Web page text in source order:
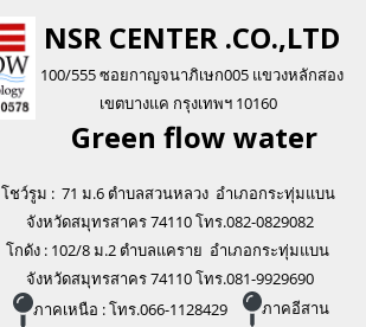
NSR CENTER .CO.,LTD
100/555 ซอยกาญจนาภิเษก005 แขวงหลักสอง
เขตบางแค กรุงเทพฯ 10160
Green flow water
โชว์รูม : 71 ม.6 ตำบลสวนหลวง อำเภอกระทุ่มแบน
จังหวัดสมุทรสาคร 74110 โทร.082-0829082
โกดัง : 102/8 ม.2 ตำบลแคราย อำเภอกระทุ่มแบน
จังหวัดสมุทรสาคร 74110 โทร.081-9929690
ภาคเหนือ : โทร.066-1128429
ภาคอีสาน